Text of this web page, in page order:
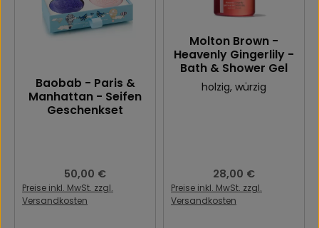
Baobab - Paris &
Manhattan - Seifen
Geschenkset
Regulärer Preis:
50,00 €
Preise inkl. MwSt. zzgl.
Versandkosten
Molton Brown -
Heavenly Gingerlily -
Bath & Shower Gel
holzig, würzig
Regulärer Preis:
28,00 €
Preise inkl. MwSt. zzgl.
Versandkosten